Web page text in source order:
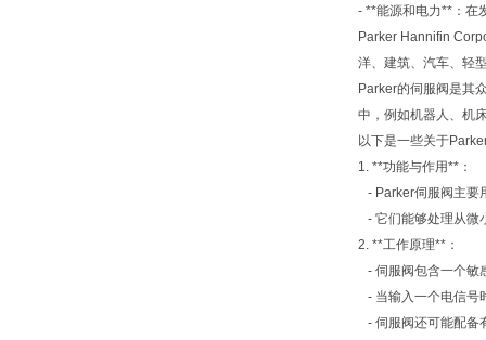
- **能源和电力**：在
Parker Hannifin
洋、建筑、汽车、轻
Parker的伺服阀是其
中，例如机器人、机
以下是一些关于
1. **功能与作用**：
- Parker伺服阀主要
- 它们能够处理从微
2. **工作原理**：
- 伺服阀包含一个敏
- 当输入一个电信号
- 伺服阀还可能配备